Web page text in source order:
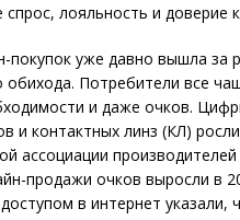
спрос, лояльность и доверие
покупок уже давно вышла за
Потребители все
и даже очков.
и контактных линз (КЛ)
ассоциации
продажи очков выросли в
в интернет указали,